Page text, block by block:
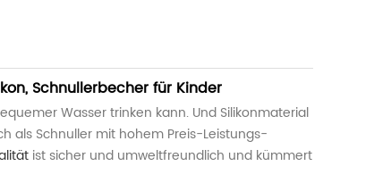
Schnullerbecher für Kinder
Wasser trinken kann. Und Silikonmaterial
als Schnuller mit hohem Preis-Leistungs-
ist sicher und umweltfreundlich und kümmert